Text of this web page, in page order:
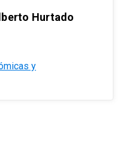
Hurtado
y